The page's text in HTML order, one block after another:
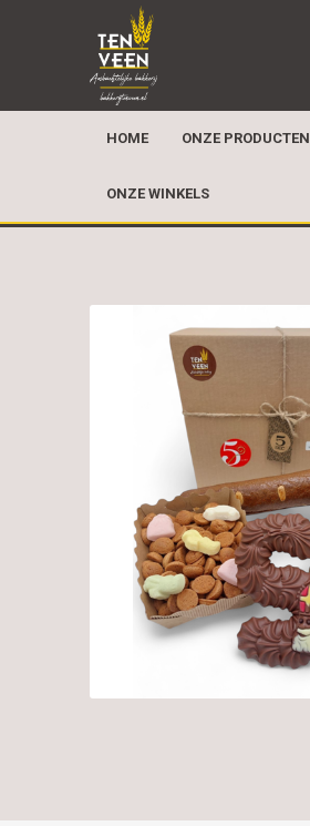
HOME ONZE PRODUCTEN
ONZE WINKELS